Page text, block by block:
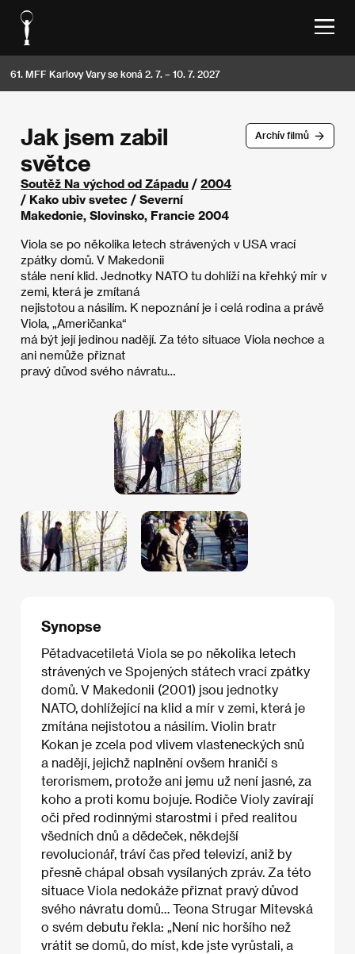
61. MFF Karlovy Vary se koná 2. 7. – 10. 7. 2027
Archív filmů
Jak jsem zabil
světce
Soutěž Na východ od Západu / 2004
/ Kako ubiv svetec / Severní
Makedonie, Slovinsko, Francie 2004
Viola se po několika letech strávených v USA vrací
zpátky domů. V Makedonii
stále není klid. Jednotky NATO tu dohlíží na křehký mír v
zemi, která je zmítaná
nejistotou a násilím. K nepoznání je i celá rodina a právě
Viola, „Američanka“
má být její jedinou nadějí. Za této situace Viola nechce a
ani nemůže přiznat
pravý důvod svého návratu…
Synopse
Pětadvacetiletá Viola se po několika letech
strávených ve Spojených státech vrací zpátky
domů. V Makedonii (2001) jsou jednotky
NATO, dohlížející na klid a mír v zemi, která je
zmítána nejistotou a násilím. Violin bratr
Kokan je zcela pod vlivem vlasteneckých snů
a nadějí, jejichž naplnění ovšem hraničí s
terorismem, protože ani jemu už není jasné, za
koho a proti komu bojuje. Rodiče Violy zavírají
oči před rodinnými starostmi i před realitou
všedních dnů a dědeček, někdejší
revolucionář, tráví čas před televizí, aniž by
přesně chápal obsah vysílaných zpráv. Za této
situace Viola nedokáže přiznat pravý důvod
svého návratu domů… Teona Strugar Mitevská
o svém debutu řekla: „Není nic horšího než
vrátit se domů, do míst, kde jste vyrůstali, a